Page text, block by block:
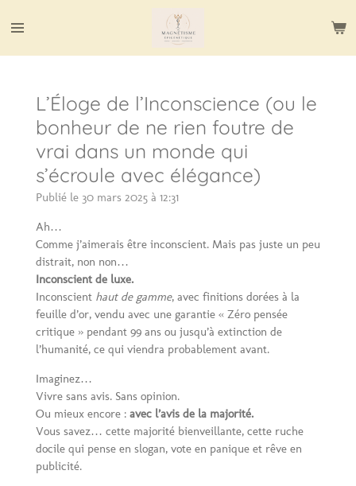
au
L’Éloge de l’Inconscience (ou le
bonheur de ne rien foutre de
vrai dans un monde qui
s’écroule avec élégance)
Publié le 30 mars 2025 à 12:31
Ah…
Comme j’aimerais être inconscient. Mais pas juste un peu
distrait, non non…
Inconscient de luxe.
Inconscient haut de gamme, avec finitions dorées à la
feuille d’or, vendu avec une garantie « Zéro pensée
critique » pendant 99 ans ou jusqu’à extinction de
l’humanité, ce qui viendra probablement avant.
Imaginez…
Vivre sans avis. Sans opinion.
Ou mieux encore : avec l’avis de la majorité.
Vous savez… cette majorité bienveillante, cette ruche
docile qui pense en slogan, vote en panique et rêve en
publicité.